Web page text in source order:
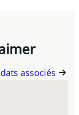
associés